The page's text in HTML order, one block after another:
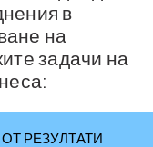
в
на
задачи на
РЕЗУЛТАТИ